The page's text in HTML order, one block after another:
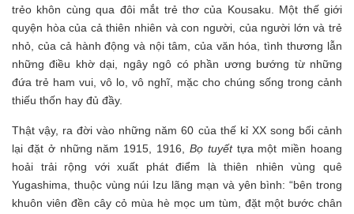
trẻo khôn cùng qua đôi mắt trẻ thơ của Kousaku. Một thế giới
quyện hòa của cả thiên nhiên và con người, của người lớn và trẻ
nhỏ, của cả hành động và nội tâm, của văn hóa, tình thương lẫn
những điều khờ dại, ngây ngô có phần ương bướng từ những
đứa trẻ ham vui, vô lo, vô nghĩ, mặc cho chúng sống trong cảnh
thiếu thốn hay đủ đầy.
Thật vậy, ra đời vào những năm 60 của thế kỉ XX song bối cảnh
lại đặt ở những năm 1915, 1916, Bọ tuyếttựa một miền hoang
hoải trải rộng với xuất phát điểm là thiên nhiên vùng quê
Yugashima, thuộc vùng núi Izu lãng mạn và yên bình: “bên trong
khuôn viên đền cây cỏ mùa hè mọc um tùm, đặt một bước chân